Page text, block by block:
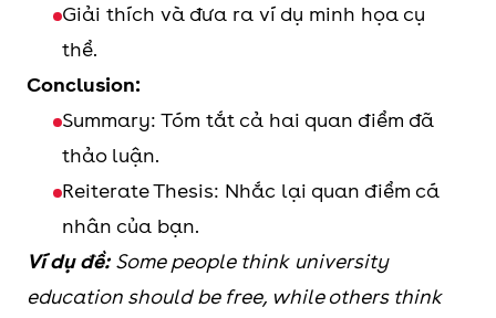
Giải thích và đưa ra ví dụ minh họa cụ
thể.
Conclusion:
Summary: Tóm tắt cả hai quan điểm đã
thảo luận.
Reiterate Thesis: Nhắc lại quan điểm cá
nhân của bạn.
Ví dụ đề: Some people think university
education should be free, while others think